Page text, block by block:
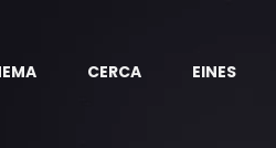
CERCA EINES